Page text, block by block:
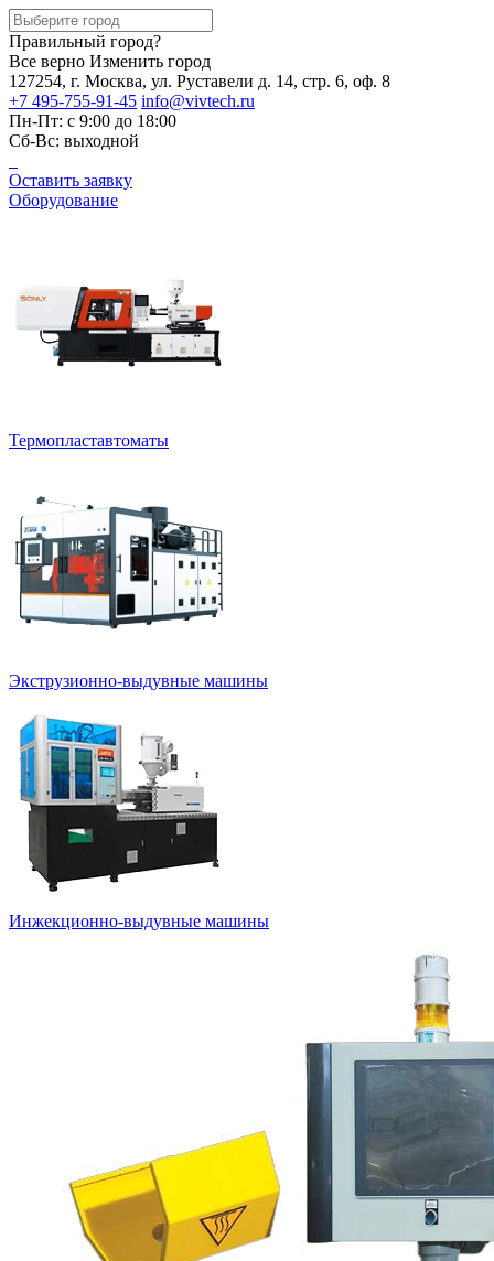
Правильный город?
Все верно Изменить город
127254, г. Москва, ул. Руставели д. 14, стр. 6, оф. 8
+7 495-755-91-45 info@vivtech.ru
Пн-Пт: с 9:00 до 18:00
Сб-Вс: выходной
Оставить заявку
Оборудование
Термопластавтоматы
Экструзионно-выдувные машины
Инжекционно-выдувные машины